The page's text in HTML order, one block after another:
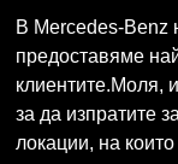
В Mercedes-Benz
предоставяме
клиентите.Моля,
за да изпратите
локации, на